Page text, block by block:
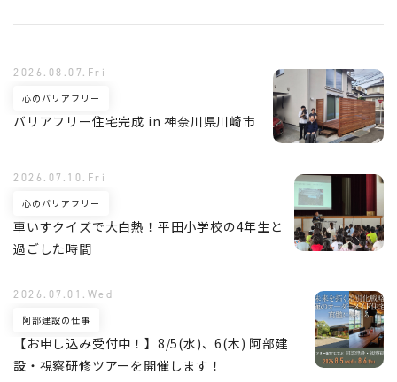
バリアフリー住宅完成 in 神奈川県川崎市
心のバリアフリー
2026.08.07.Fri
車いすクイズで大白熱！平田小学校の4年生と
過ごした時間
心のバリアフリー
2026.07.10.Fri
【お申し込み受付中！】8/5(水)、6(木) 阿部建
設・視察研修ツアーを開催します！
阿部建設の仕事
2026.07.01.Wed